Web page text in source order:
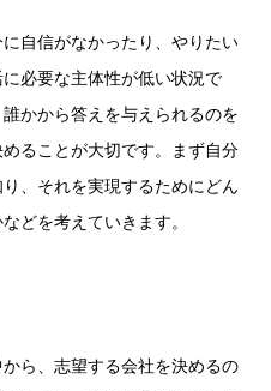
自信がなかったり、やりたい
必要な主体性が低い状況で
かから答えを与えられるのを
ることが大切です。まず自分
、それを実現するためにどん
どを考えていきます。
ら、志望する会社を決めるの